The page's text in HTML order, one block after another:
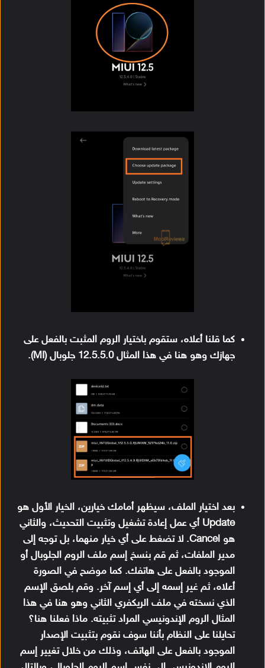
كما قلنا أعلاه، ستقوم باختيار الروم المثبت بالفعل على
جهازك وهو هنا في هذا المثال 12.5.5.0 جلوبال (MI).
بعد اختيار الملف، سيظهر أمامك خيارين، الخيار الأول هو
Update أي عمل إعادة تشغيل وتثبيت التحديث، والثاني
هو Cancel. لا تضغط على أي خيار منهما، بل توجه إلى
مدير الملفات، ثم قم بنسخ إسم ملف الروم الجلوبال أو
الموجود بالفعل على هاتفك. كما موضح في الصورة
أعلاه، ثم غير إسمه إلى أي إسم آخر. وقم بلصق الإسم
الذي نسخته في ملف الريكفري الثاني وهو هنا في هذا
المثال الروم الإندونيسي المراد تثبيته. ماذا فعلنا هنا؟
تحايلنا على النظام بأننا سوف نقوم بتثبيت الإصدار
الموجود بالفعل على الهاتف، وذلك من خلال تغيير إسم